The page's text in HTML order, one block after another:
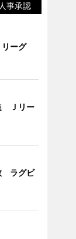
事承認
ーグ
Ｊリー
ラグビ